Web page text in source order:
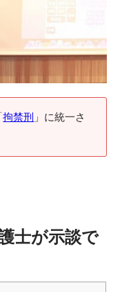
拘禁刑 」に統一さ
士が示談で